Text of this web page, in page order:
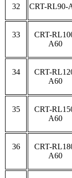
32 CRT-RL90-
33
CRT-
A60
34
CRT-
A60
35
CRT-
A60
36
CRT-
A60